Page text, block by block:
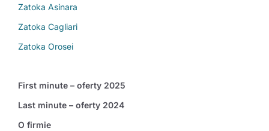
Zatoka Asinara
Zatoka Cagliari
Zatoka Orosei
First minute – oferty 2025
Last minute – oferty 2024
O firmie